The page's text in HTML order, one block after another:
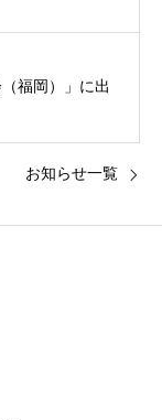
福岡）」に出
お知らせ一覧